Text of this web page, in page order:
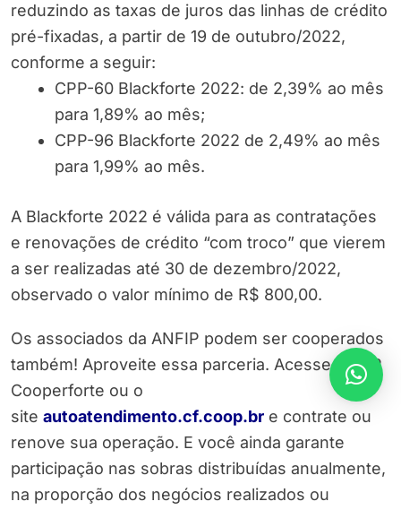
reduzindo as taxas de juros das linhas de crédito
pré-fixadas, a partir de 19 de outubro/2022,
conforme a seguir:
CPP-60 Blackforte 2022: de 2,39% ao mês
para 1,89% ao mês;
CPP-96 Blackforte 2022 de 2,49% ao mês
para 1,99% ao mês.
A Blackforte 2022 é válida para as contratações
e renovações de crédito “com troco” que vierem
a ser realizadas até 30 de dezembro/2022,
observado o valor mínimo de R$ 800,00.
Os associados da ANFIP podem ser cooperados
também! Aproveite essa parceria. Acesse o APP
Cooperforte ou o
site autoatendimento.cf.coop.br e contrate ou
renove sua operação. E você ainda garante
participação nas sobras distribuídas anualmente,
na proporção dos negócios realizados ou